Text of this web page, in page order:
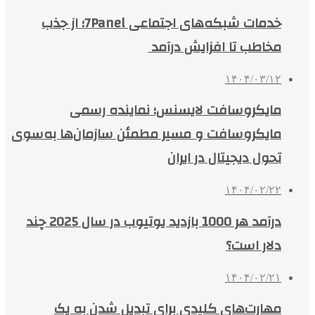
خدمات شبکه‌های اجتماعی 7Panel؛ از جذب
مخاطب تا افزایش درآمد
۱۴۰۴/۰۳/۱۲
مایکروسافت لایسنس؛ نماینده رسمی
مایکروسافت و مسیر مطمئن سازمان‌ها به‌سوی
تحول دیجیتال در ایران
۱۴۰۴/۰۲/۲۲
درآمد هر 1000 بازدید یوتیوب در سال 2025 چند
دلار است؟
۱۴۰۴/۰۲/۲۱
مهارت‌های کلیدی برای تبدیل شدن به یک